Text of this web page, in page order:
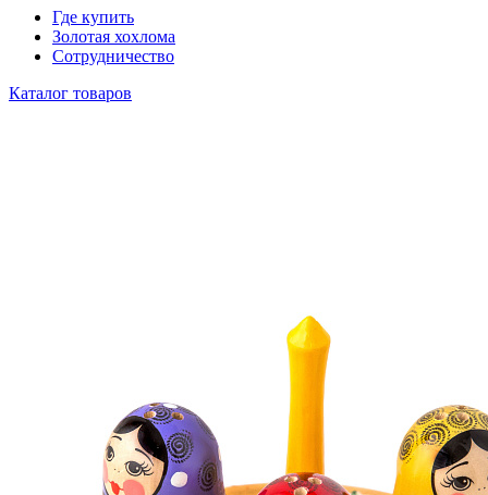
Где купить
Золотая хохлома
Сотрудничество
Каталог товаров